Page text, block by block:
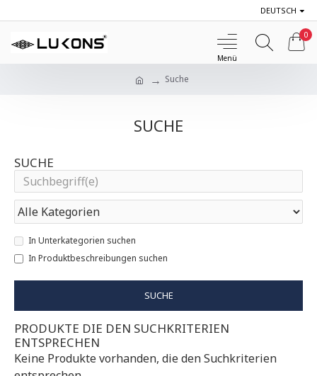
DEUTSCH
0
Suche
SUCHE
SUCHE
In Unterkategorien suchen
In Produktbeschreibungen suchen
SUCHE
PRODUKTE DIE DEN SUCHKRITERIEN
ENTSPRECHEN
Keine Produkte vorhanden, die den Suchkriterien